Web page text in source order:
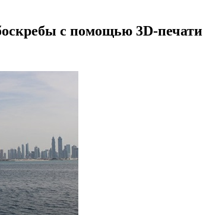
с помощью 3D-печати